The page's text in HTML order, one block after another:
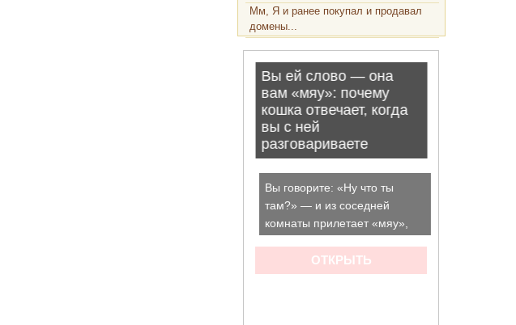
Мм, Я и ранее покупал и продавал
домены...